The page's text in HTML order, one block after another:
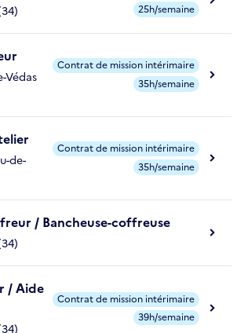
25h/semaine
Védas
Contrat de mission intérimaire
35h/semaine
de-
Contrat de mission intérimaire
35h/semaine
/ Bancheuse-coffreuse
/ Aide
Contrat de mission intérimaire
39h/semaine